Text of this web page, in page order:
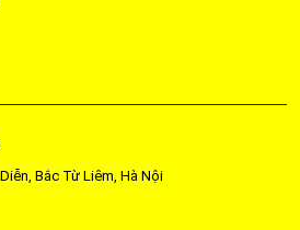
Bắc Từ Liêm, Hà Nội